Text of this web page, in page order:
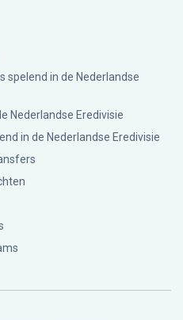
spelend in de Nederlandse
Nederlandse Eredivisie
in de Nederlandse Eredivisie